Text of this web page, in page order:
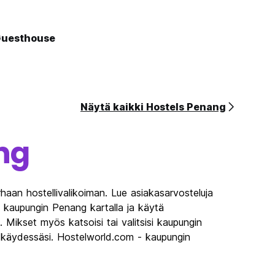
Näytä kaikki Hostels Penang
hostellivalikoiman. Lue asiakasarvosteluja
Penang kartalla ja käytä
Mikset myös katsoisi tai valitsisi kaupungin
Hostelworld.com - kaupungin